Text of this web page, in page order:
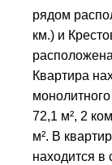
рядом
км.) и
Квартира
72,1 м², 2
м². В
находится